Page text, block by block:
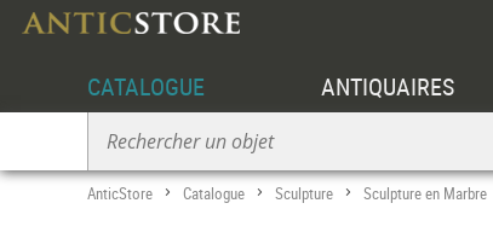
CATALOGUE ANTIQUAIRES
AnticStore > Catalogue > Sculpture > Sculpture en Marbre